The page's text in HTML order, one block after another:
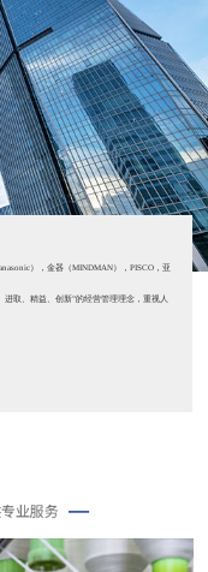
），金器（MINDMAN），PISCO，亚
取、精益、创新”的经营管理理念，重视人